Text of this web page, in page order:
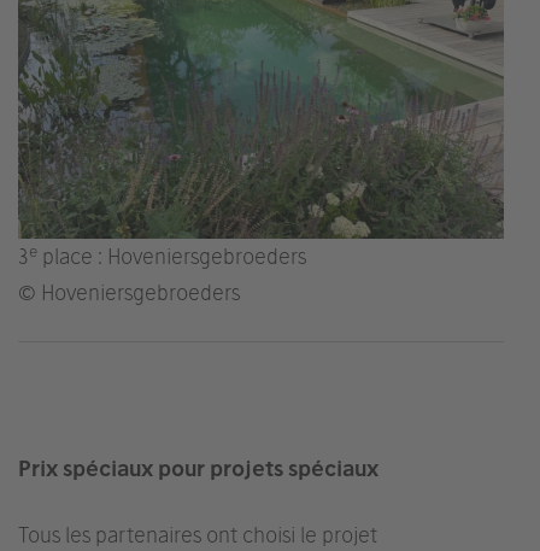
3e place : Hoveniersgebroeders
© Hoveniersgebroeders
Prix spéciaux pour projets spéciaux
Tous les partenaires ont choisi le projet